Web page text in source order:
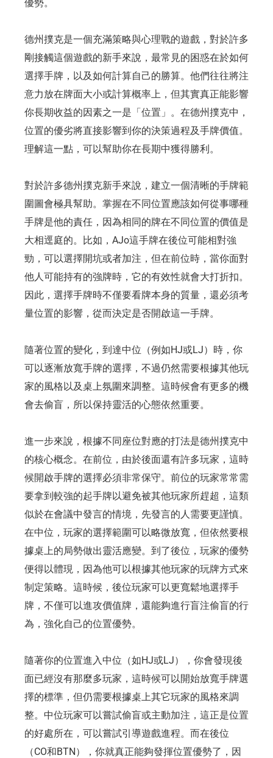
優勢。
德州撲克是一個充滿策略與心理戰的遊戲，對於許多
剛接觸這個遊戲的新手來說，最常見的困惑在於如何
選擇手牌，以及如何計算自己的勝算。他們往往將注
意力放在牌面大小或計算概率上，但其實真正能影響
你長期收益的因素之一是「位置」。在德州撲克中，
位置的優劣將直接影響到你的決策過程及手牌價值。
理解這一點，可以幫助你在長期中獲得勝利。
對於許多德州撲克新手來說，建立一個清晰的手牌範
圍圖會極具幫助。掌握在不同位置應該如何從事哪種
手牌是他的責任，因為相同的牌在不同位置的價值是
大相逕庭的。比如，AJo這手牌在後位可能相對強
勁，可以選擇開坑或者加注，但在前位時，當你面對
他人可能持有的強牌時，它的有效性就會大打折扣。
因此，選擇手牌時不僅要看牌本身的質量，還必須考
量位置的影響，從而決定是否開啟這一手牌。
隨著位置的變化，到達中位（例如HJ或LJ）時，你
可以逐漸放寬手牌的選擇，不過仍然需要根據其他玩
家的風格以及桌上氛圍來調整。這時候會有更多的機
會去偷盲，所以保持靈活的心態依然重要。
進一步來說，根據不同座位對應的打法是德州撲克中
的核心概念。在前位，由於後面還有許多玩家，這時
候開啟手牌的選擇必須非常保守。前位的玩家常常需
要拿到較強的起手牌以避免被其他玩家所趕超，這類
似於在會議中發言的情境，先發言的人需要更謹慎。
在中位，玩家的選擇範圍可以略微放寬，但依然要根
據桌上的局勢做出靈活應變。到了後位，玩家的優勢
便得以體現，因為他可以根據其他玩家的玩牌方式來
制定策略。這時候，後位玩家可以更寬鬆地選擇手
牌，不僅可以進攻價值牌，還能夠進行盲注偷盲的行
為，強化自己的位置優勢。
隨著你的位置進入中位（如HJ或LJ），你會發現後
面已經沒有那麼多玩家，這時候可以開始放寬手牌選
擇的標準，但仍需要根據桌上其它玩家的風格來調
整。中位玩家可以嘗試偷盲或主動加注，這正是位置
的好處所在，可以嘗試引導遊戲進程。而在後位
（CO和BTN），你就真正能夠發揮位置優勢了，因